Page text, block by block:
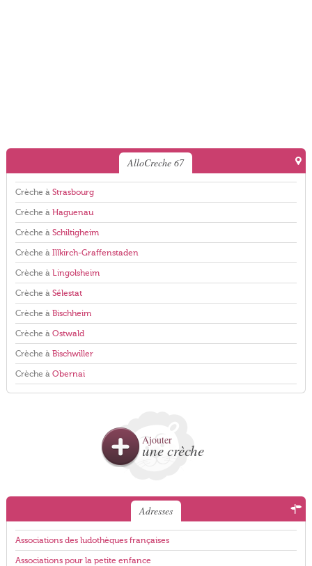
AlloCreche 67
Crèche à Strasbourg
Crèche à Haguenau
Crèche à Schiltigheim
Crèche à Illkirch-Graffenstaden
Crèche à Lingolsheim
Crèche à Sélestat
Crèche à Bischheim
Crèche à Ostwald
Crèche à Bischwiller
Crèche à Obernai
Ajouter
une crèche
Adresses
Associations des ludothèques françaises
Associations pour la petite enfance